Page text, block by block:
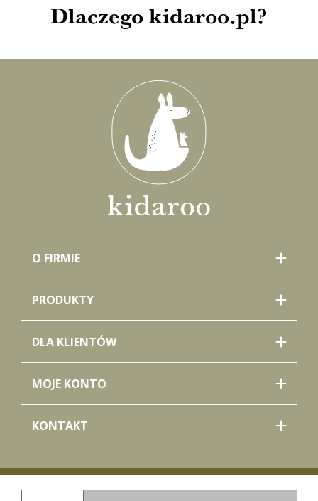
Dlaczego kidaroo.pl?
O FIRMIE
PRODUKTY
DLA KLIENTÓW
MOJE KONTO
KONTAKT